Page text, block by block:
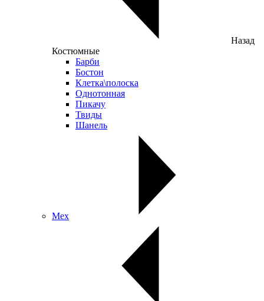
Назад
Костюмные
Барби
Бостон
Клетка\полоска
Однотонная
Пикачу
Твиды
Шанель
Мех